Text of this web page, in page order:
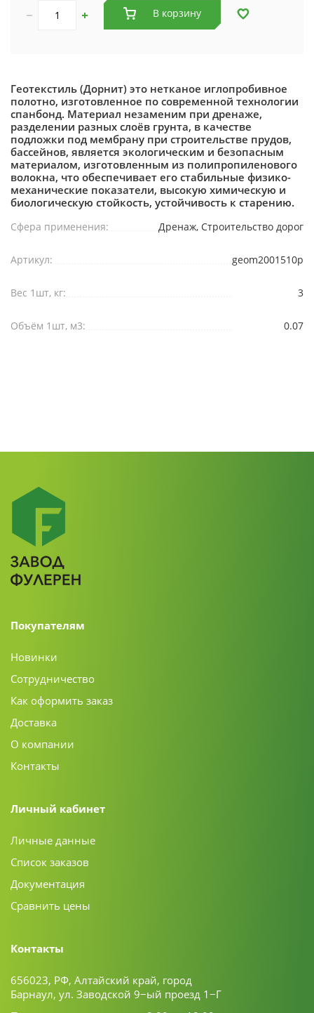
В корзину
Геотекстиль (Дорнит) это нетканое иглопробивное
полотно, изготовленное по современной технологии
спанбонд. Материал незаменим при дренаже,
разделении разных слоёв грунта, в качестве
подложки под мембрану при строительстве прудов,
бассейнов, является экологическим и безопасным
материалом, изготовленным из полипропиленового
волокна, что обеспечивает его стабильные физико-
механические показатели, высокую химическую и
биологическую стойкость, устойчивость к старению.
Сфера применения: Дренаж, Строительство дорог
Артикул: geom2001510p
Вес 1шт, кг: 3
Объём 1шт, м3: 0.07
Покупателям
Новинки
Сотрудничество
Как оформить заказ
Доставка
О компании
Контакты
Личный кабинет
Личные данные
Список заказов
Документация
Сравнить цены
Контакты
656023, РФ, Алтайский край, город
Барнаул, ул. Заводской 9−ый проезд 1−Г